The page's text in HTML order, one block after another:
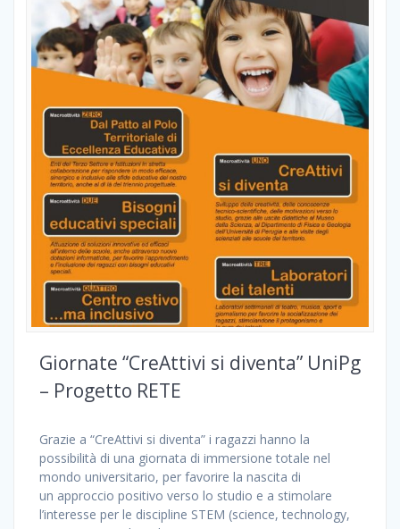
Giornate “CreAttivi si diventa” UniPg
– Progetto RETE
Grazie a “CreAttivi si diventa” i ragazzi hanno la
possibilità di una giornata di immersione totale nel
mondo universitario, per favorire la nascita di
un approccio positivo verso lo studio e a stimolare
l’interesse per le discipline STEM (science, technology,